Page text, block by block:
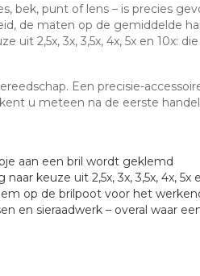
bek, punt of lens – is precies
de maten op de gemiddelde
2,5x, 3x, 3,5x, 4x, 5x en 10x:
Een precisie-
u meteen na de eerste
aan een bril wordt geklemd
keuze uit 2,5x, 3x, 3,5x, 4x, 5x
op de brilpoot voor het
en sieraadwerk – overal waar